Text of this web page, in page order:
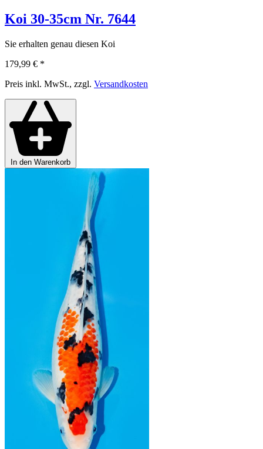
Koi 30-35cm Nr. 7644
Sie erhalten genau diesen Koi
179,99 € *
Preis inkl. MwSt., zzgl. Versandkosten
In den Warenkorb